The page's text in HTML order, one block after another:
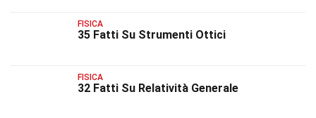
FISICA
35 Fatti Su Strumenti Ottici
FISICA
32 Fatti Su Relatività Generale